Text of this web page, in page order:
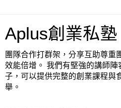
Aplus創業私塾
團隊合作打群架，分享互助尊重
效能倍增。 我們有堅強的講師
子，可以提供完整的創業課程與
舉。